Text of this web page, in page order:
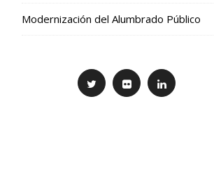
Modernización del Alumbrado Público